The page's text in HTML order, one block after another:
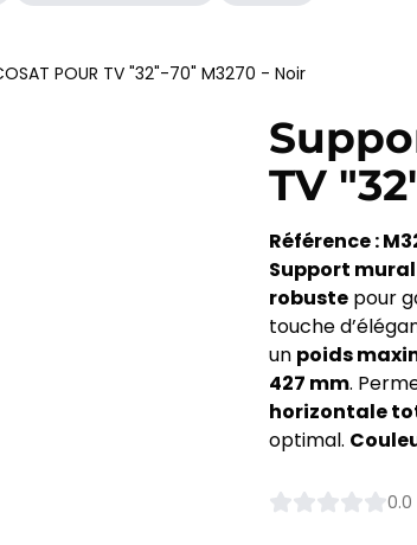
POUR TV "32"-70" M3270 - Noir
TV
Référence :
Support
robustepour
touche
un poids
427 mm.
horizontale
optimal.